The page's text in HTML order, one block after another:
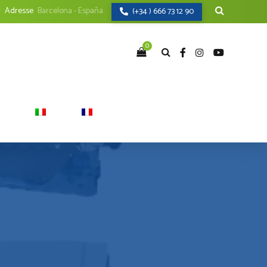
Adresse Barcelona - España (+34 ) 666 73 12 90
0